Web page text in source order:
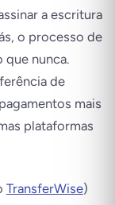
a escritura
o processo de
que nunca.
de
mais
plataformas
TransferWise)